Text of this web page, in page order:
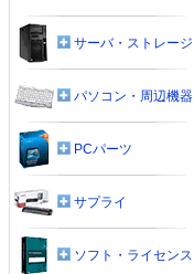
サーバ・ストレージ
パソコン・周辺機器
PCパーツ
サプライ
ソフト・ライセンス